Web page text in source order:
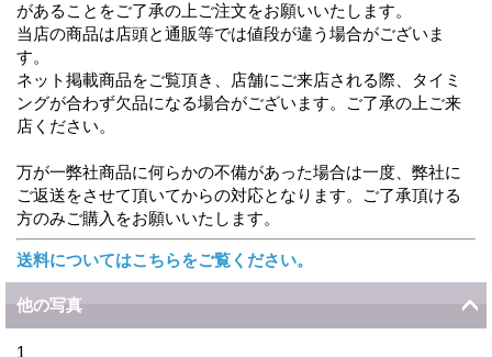
があることをご了承の上ご注文をお願いいたします。
当店の商品は店頭と通販等では値段が違う場合がございま
す。
ネット掲載商品をご覧頂き、店舗にご来店される際、タイミ
ングが合わず欠品になる場合がございます。ご了承の上ご来
店ください。
万が一弊社商品に何らかの不備があった場合は一度、弊社に
ご返送をさせて頂いてからの対応となります。ご了承頂ける
方のみご購入をお願いいたします。
送料についてはこちらをご覧ください。
他の写真
1